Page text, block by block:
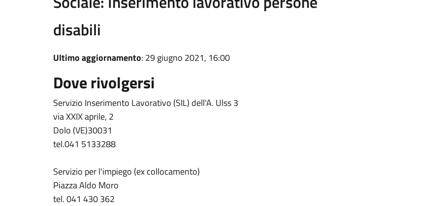
disabili
Ultimo aggiornamento: 29 giugno 2021, 16:00
Dove rivolgersi
Servizio Inserimento Lavorativo (SIL) dell'A. Ulss 3
via XXIX aprile, 2
Dolo (VE)30031
tel.041 5133288
Servizio per l'impiego (ex collocamento)
Piazza Aldo Moro
tel. 041 430 362